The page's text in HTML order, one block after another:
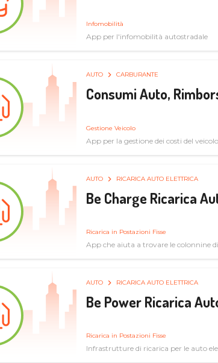
Infomobilità
App per l'infomobilità autostradale
AUTO CARBURANTE
Consumi Auto,
Gestione Veicolo
App per la gestione dei costi del veicolo
AUTO RICARICA AUTO ELETTRICA
Be Charge Ricarica
Ricarica in Postazioni Fisse
App che aiuta a trovare le colonnine
AUTO RICARICA AUTO ELETTRICA
Be Power Ricarica
Ricarica in Postazioni Fisse
Infrastrutture di ricarica per le auto